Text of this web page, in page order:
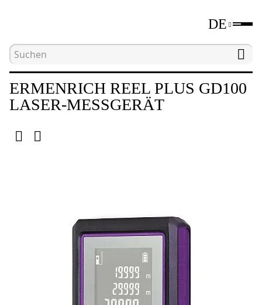
DE
Hauptseite
ERMENRICH REEL PLUS GD100
LASER-MESSGERÄT